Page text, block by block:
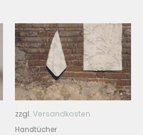
zzgl. Versandkosten
Handtücher